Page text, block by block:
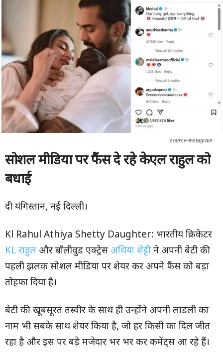
source-instagram
सोशल मीडिया पर फैंस दे रहे केएल राहुल को
बधाई
दी यंगिस्तान, नई दिल्ली।
Kl Rahul Athiya Shetty Daughter: भारतीय क्रिकेटर
KL राहुल और बॉलीवुड एक्ट्रेस अथिया शेट्टी ने अपनी बेटी की
पहली झलक सोशल मीडिया पर शेयर कर अपने फैंस को बड़ा
तोहफा दिया है।
बेटी की खूबसूरत तस्वीर के साथ ही उन्होंने अपनी लाडली का
नाम भी सबके साथ शेयर किया है, जो हर किसी का दिल जीत
रहा है और इस पर बड़े मजेदार भर भर कर कमेंट्स आ रहे हैं।